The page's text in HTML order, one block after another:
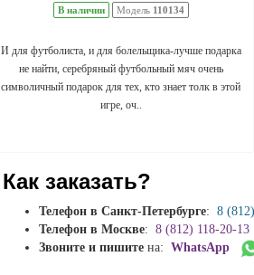
В наличии Модель 110134
И для футболиста, и для болельщика-лучше подарка
не найти, серебряный футбольный мяч очень
символичный подарок для тех, кто знает толк в этой
игре, оч..
Как заказать?
Телефон в Санкт-Петербурге: 8
Телефон в Москве: 8 (812) 118-20-13
Звоните и пишитена: WhatsApp